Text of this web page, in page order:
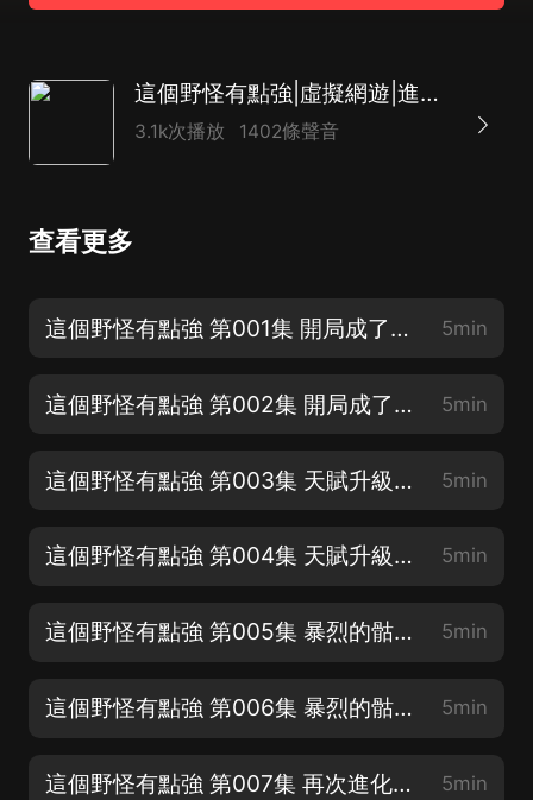
這個野怪有點強|虛擬網遊|進化|爆笑多人有聲劇
3.1k次播放 1402條聲音
查看更多
這個野怪有點強 第001集 開局成了野怪（上） 5min
這個野怪有點強 第002集 開局成了野怪（下） 5min
這個野怪有點強 第003集 天賦升級（上） 5min
這個野怪有點強 第004集 天賦升級（下） 5min
這個野怪有點強 第005集 暴烈的骷髏怪（上） 5min
這個野怪有點強 第006集 暴烈的骷髏怪（下） 5min
這個野怪有點強 第007集 再次進化（上） 5min